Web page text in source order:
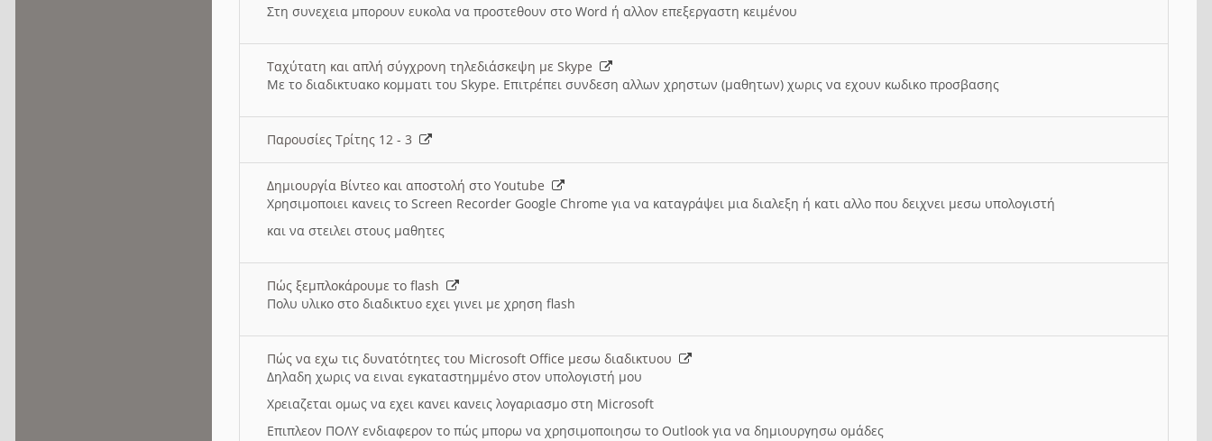
Στη συνεχεια μπορουν ευκολα να προστεθουν στο Word ή αλλον επεξεργαστη κειμένου
Ταχύτατη και απλή σύγχρονη τηλεδιάσκεψη με Skype
Με το διαδικτυακο κομματι του Skype. Επιτρέπει συνδεση αλλων χρηστων (μαθητων) χωρις να εχουν κωδικο προσβασης
Παρουσίες Τρίτης 12 - 3
Δημιουργία Βίντεο και αποστολή στο Youtube
Χρησιμοποιει κανεις το Screen Recorder Google Chrome για να καταγράψει μια διαλεξη ή κατι αλλο που δειχνει μεσω υπολογιστή
και να στειλει στους μαθητες
Πώς ξεμπλοκάρουμε το flash
Πολυ υλικο στο διαδικτυο εχει γινει με χρηση flash
Πώς να εχω τις δυνατότητες του Microsoft Office μεσω διαδικτυου
Δηλαδη χωρις να ειναι εγκαταστημμένο στον υπολογιστή μου
Χρειαζεται ομως να εχει κανει κανεις λογαριασμο στη Microsoft
Επιπλεον ΠΟΛΥ ενδιαφερον το πώς μπορω να χρησιμοποιησω το Outlook για να δημιουργησω ομάδες